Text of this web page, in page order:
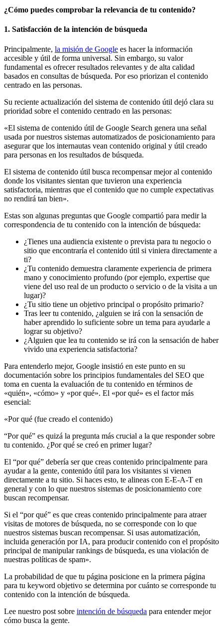
¿Cómo puedes comprobar la relevancia de tu contenido?
1. Satisfacción de la intención de búsqueda
Principalmente, la misión de Google es hacer la información
accesible y útil de forma universal. Sin embargo, su valor
fundamental es ofrecer resultados relevantes y de alta calidad
basados en consultas de búsqueda. Por eso priorizan el contenido
centrado en las personas.
Su reciente actualización del sistema de contenido útil dejó clara su
prioridad sobre el contenido centrado en las personas:
«El sistema de contenido útil de Google Search genera una señal
usada por nuestros sistemas automatizados de posicionamiento para
asegurar que los internautas vean contenido original y útil creado
para personas en los resultados de búsqueda.
El sistema de contenido útil busca recompensar mejor al contenido
donde los visitantes sientan que tuvieron una experiencia
satisfactoria, mientras que el contenido que no cumple expectativas
no rendirá tan bien».
Estas son algunas preguntas que Google compartió para medir la
correspondencia de tu contenido con la intención de búsqueda:
¿Tienes una audiencia existente o prevista para tu negocio o
sitio que encontraría el contenido útil si viniera directamente a
ti?
¿Tu contenido demuestra claramente experiencia de primera
mano y conocimiento profundo (por ejemplo, expertise que
viene del uso real de un producto o servicio o de la visita a un
lugar)?
¿Tu sitio tiene un objetivo principal o propósito primario?
Tras leer tu contenido, ¿alguien se irá con la sensación de
haber aprendido lo suficiente sobre un tema para ayudarle a
lograr su objetivo?
¿Alguien que lea tu contenido se irá con la sensación de haber
vivido una experiencia satisfactoria?
Para entenderlo mejor, Google insistió en este punto en su
documentación sobre los principios fundamentales del SEO que
toma en cuenta la evaluación de tu contenido en términos de
«quién», «cómo» y «por qué». El «por qué» es el factor más
esencial:
«Por qué (fue creado el contenido)
“Por qué” es quizá la pregunta más crucial a la que responder sobre
tu contenido. ¿Por qué se creó en primer lugar?
El “por qué” debería ser que creas contenido principalmente para
ayudar a la gente, contenido útil para los visitantes si vienen
directamente a tu sitio. Si haces esto, te alineas con E-E-A-T en
general y con lo que nuestros sistemas de posicionamiento core
buscan recompensar.
Si el “por qué” es que creas contenido principalmente para atraer
visitas de motores de búsqueda, no se corresponde con lo que
nuestros sistemas buscan recompensar. Si usas automatización,
incluida generación por IA, para producir contenido con el propósito
principal de manipular rankings de búsqueda, es una violación de
nuestras políticas de spam».
La probabilidad de que tu página posicione en la primera página
para tu keyword objetivo se determina por cuánto se corresponde tu
contenido con la intención de búsqueda.
Lee nuestro post sobre intención de búsqueda para entender mejor
cómo busca la gente.